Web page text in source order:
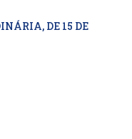
DE 15 DE